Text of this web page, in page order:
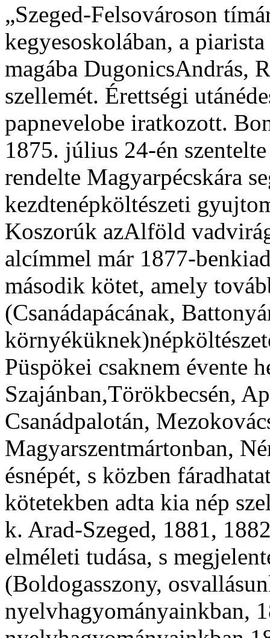
„Szeged-Felsovároson
kegyesoskolában, a
magába DugonicsAndrás,
szellemét. Érettségi
papnevelobe iratkozott.
1875. július 24-én
rendelte Magyarpécskára
kezdtenépköltészeti
Koszorúk azAlföld
alcímmel már 1877-
második kötet, amely
(Csanádapácának,
Püspökei csaknem évente
Szajánban,Törökbecsén,
Csanádpalotán,
Magyarszentmártonban,
ésnépét, s közben
kötetekben adta kia nép
k. Arad-Szeged, 1881,
elméleti tudása, s
(Boldogasszony,
nyelvhagyományainkban,